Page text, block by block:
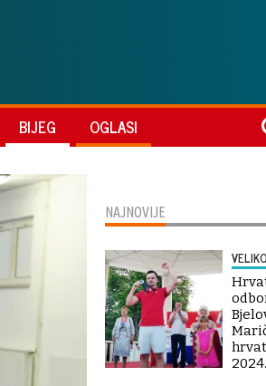
BIJEG OGLASI
NAJNOVIJE
2024.